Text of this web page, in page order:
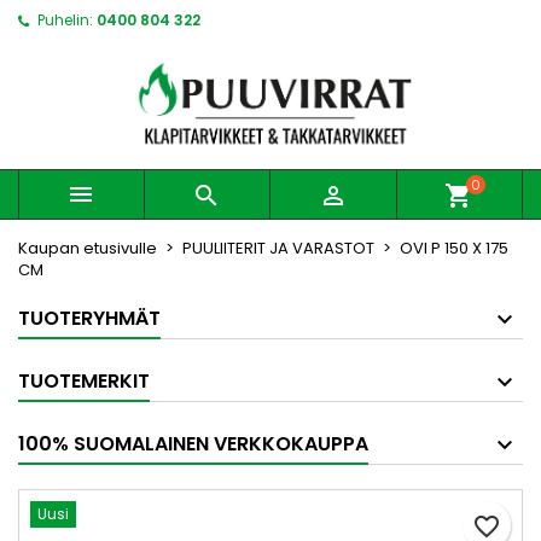
Puhelin: 0400 804 322
   shopping_cart0
Kaupan etusivulle PUULIITERIT JA VARASTOT
OVI P 150 X 175
CM
TUOTERYHMÄT
TUOTEMERKIT
100% SUOMALAINEN VERKKOKAUPPA
favorite_border
Uusi